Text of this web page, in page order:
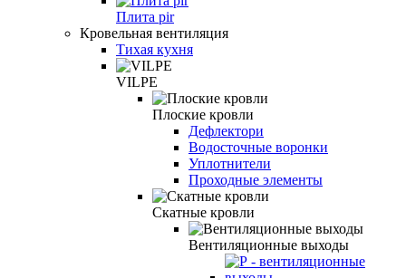
Плита pir
Кровельная вентиляция
Тихая кухня
VILPE
Плоские кровли
Дефлектори
Водосточные воронки
Уплотнители
Проходные элементы
Скатные кровли
Вентиляционные выходы